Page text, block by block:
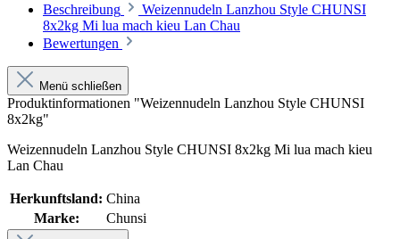
Beschreibung
Weizennudeln Lanzhou Style CHUNSI
8x2kg Mi lua mach kieu Lan Chau
Bewertungen
Menü schließen
Produktinformationen "Weizennudeln Lanzhou Style CHUNSI
8x2kg"
Weizennudeln Lanzhou Style CHUNSI 8x2kg Mi lua mach kieu
Lan Chau
Herkunftsland: China
Marke:
Chunsi